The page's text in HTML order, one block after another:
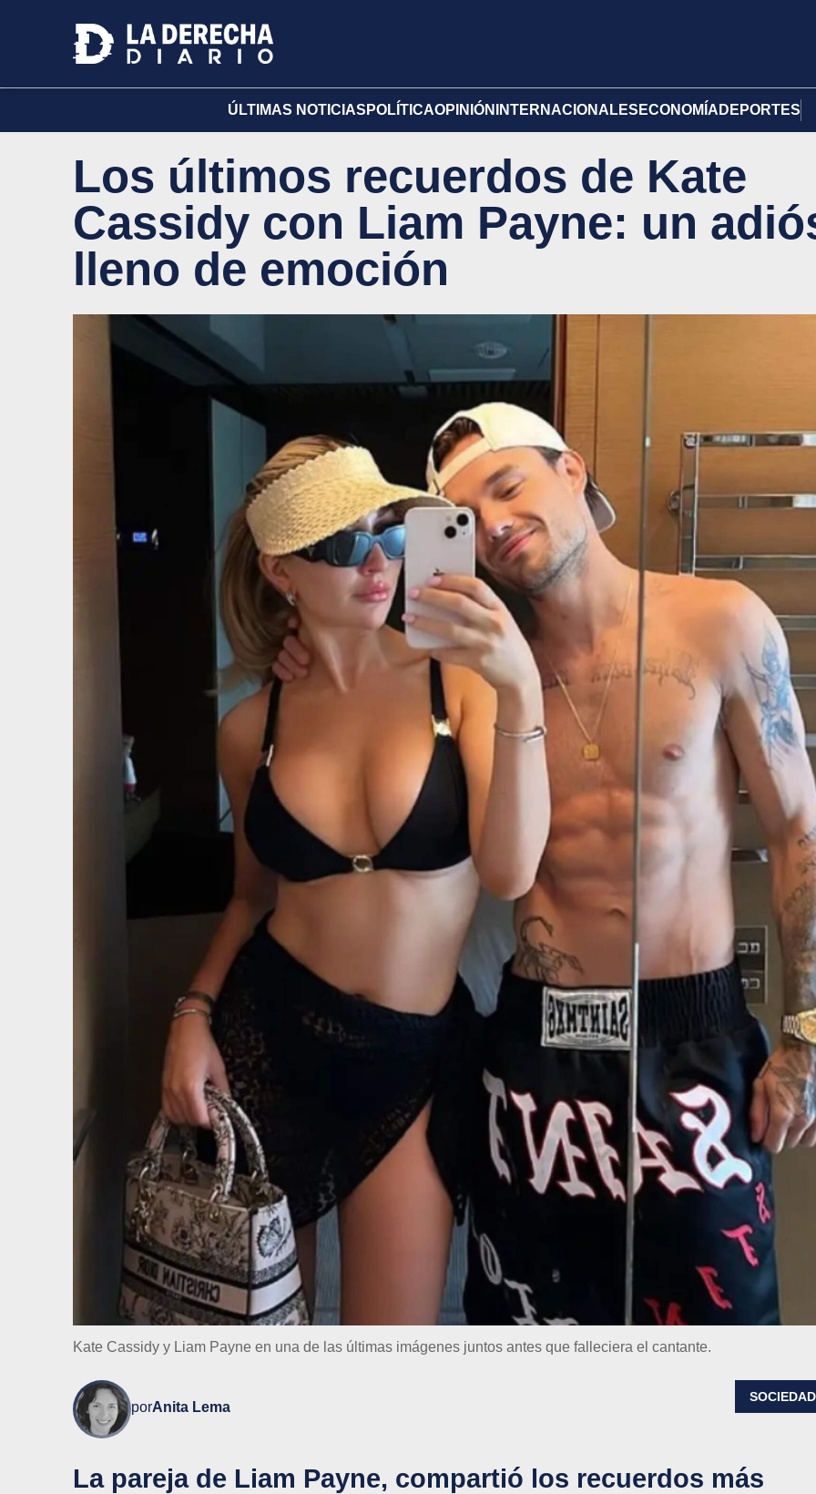
ÚLTIMAS NOTICIAS POLÍTICAOPINIÓN INTERNACIONALES ECONOMÍA DEPORTES
Los últimos recuerdos de Kate
Cassidy con Liam Payne: un
lleno de emoción
Kate Cassidy y Liam Payne en una de las últimas imágenes juntos antes que falleciera el cantante.
porAnita Lema
SOCIEDAD
La pareja de Liam Payne, compartió los recuerdos más